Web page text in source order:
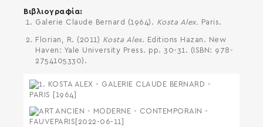
Βιβλιογραφία
Galerie Claude Bernard (1964). Kosta Alex. Paris.
Florian, R. (2011) Kosta Alex. Editions Hazan. New
Haven: Yale University Press. pp. 30-31. (ISBN: 978-
2754105330).